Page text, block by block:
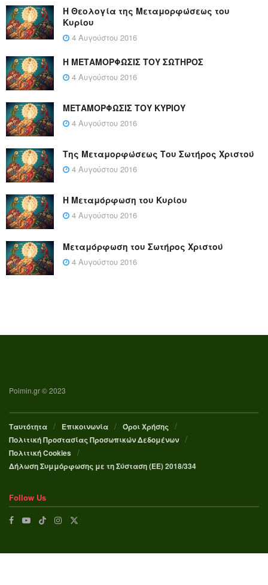
Η Θεολογία της Μεταμορφώσεως του
Κυρίου
4 Αυγούστου 2016
Η ΜΕΤΑΜΟΡΦΩΣΙΣ ΤΟΥ ΣΩΤΗΡΟΣ
4 Αυγούστου 2016
ΜΕΤΑΜΟΡΦΩΣΙΣ ΤΟΥ ΚΥΡΙΟΥ
4 Αυγούστου 2016
Της Μεταμορφώσεως Του Σωτήρος Χριστού
4 Αυγούστου 2016
Η Μεταμόρφωση του Κυρίου
4 Αυγούστου 2016
Μεταμόρφωση του Σωτήρος Χριστού
4 Αυγούστου 2016
Poimin.gr © 2023
Ταυτότητα Επικοινωνία
Όροι Χρήσης
Πολιτική Προστασίας Προσωπικών Δεδομένων
Πολιτική Cookies
Δήλωση Συμμόρφωσης με τη Σύσταση (ΕΕ) 2018/334
Follow Us